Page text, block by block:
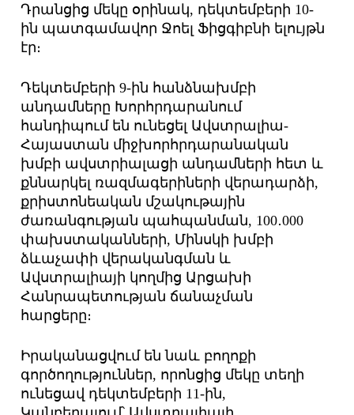
Դրանցից մեկը օրինակ, դեկտեմբերի 10-
ին պատգամավոր Ջոել Ֆիցգիբնի ելույթն
էր։
Դեկտեմբերի 9-ին հանձնախմբի
անդամները Խորհրդարանում
հանդիպում են ունեցել Ավստրալիա-
Հայաստան միջխորհրդարանական
խմբի ավստրիալացի անդամների հետ և
քննարկել ռազմագերիների վերադարձի,
քրիստոնեական մշակութային
ժառանգության պահպանման, 100․000
փախստականների, Մինսկի խմբի
ձևաչափի վերականգման և
Ավստրալիայի կողմից Արցախի
Հանրապետության ճանաչման
հարցերը։
Իրականացվում են նաև բողոքի
գործողություններ, որոնցից մեկը տեղի
ունեցավ դեկտեմբերի 11-ին,